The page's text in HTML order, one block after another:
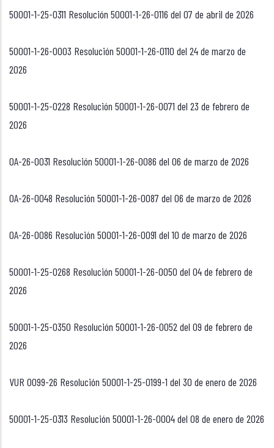
50001-1-25-0311 Resolución 50001-1-26-0116 del 07 de abril de 2026
50001-1-26-0003 Resolución 50001-1-26-0110 del 24 de marzo de
2026
50001-1-25-0228 Resolución 50001-1-26-0071 del 23 de febrero de
2026
OA-26-0031 Resolución 50001-1-26-0086 del 06 de marzo de 2026
OA-26-0048 Resolución 50001-1-26-0087 del 06 de marzo de 2026
OA-26-0086 Resolución 50001-1-26-0091 del 10 de marzo de 2026
50001-1-25-0268 Resolución 50001-1-26-0050 del 04 de febrero de
2026
50001-1-25-0350 Resolución 50001-1-26-0052 del 09 de febrero de
2026
VUR 0099-26 Resolución 50001-1-25-0199-1 del 30 de enero de 2026
50001-1-25-0313 Resolución 50001-1-26-0004 del 08 de enero de 2026